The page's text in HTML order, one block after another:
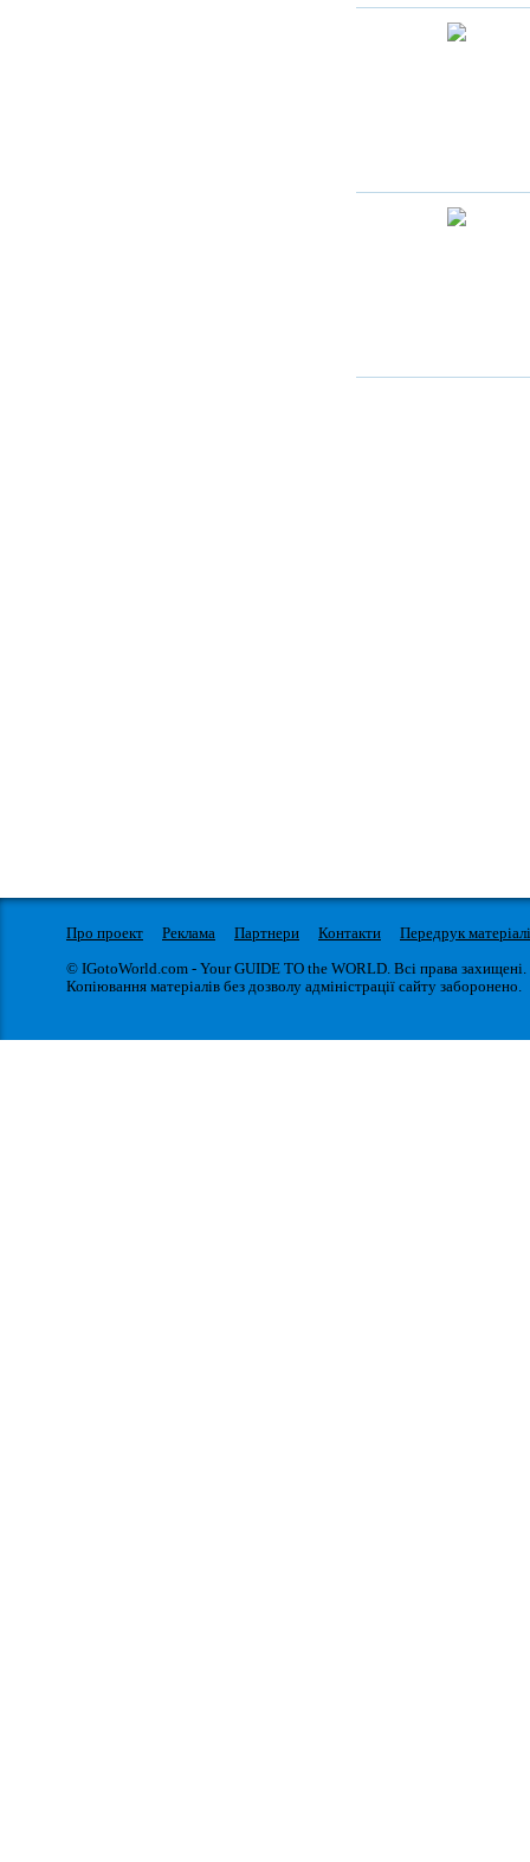
Про проект Реклама Партнери Контакти
Передрук
© IGotoWorld.com - Your GUIDE TO the WORLD. Всі права захищені.
Копіювання матеріалів без дозволу адміністрації сайту заборонено.